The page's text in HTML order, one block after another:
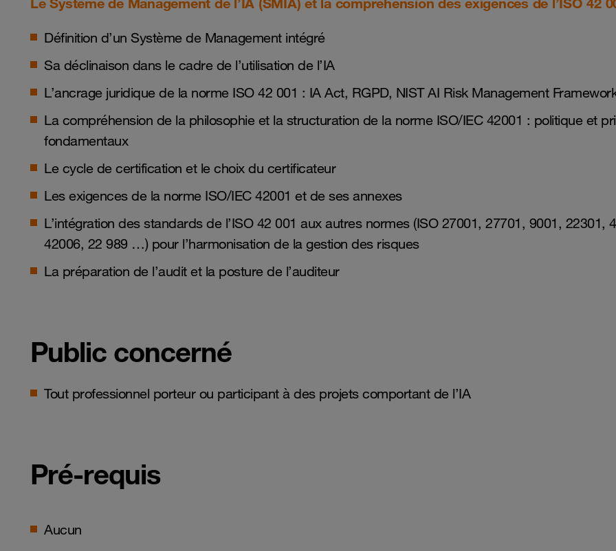
Définition d’un Système de Management intégré
Sa déclinaison dans le cadre de l’utilisation de l’IA
L’ancrage juridique de la norme ISO 42 001 : IA Act, RGPD, NIST AI Risk Management
La compréhension de la philosophie et la structuration de la norme ISO/IEC 42001 : politique et
fondamentaux
Le cycle de certification et le choix du certificateur
Les exigences de la norme ISO/IEC 42001 et de ses annexes
L’intégration des standards de l’ISO 42 001 aux autres normes (ISO 27001, 27701, 9001, 22301,
42006, 22 989 …) pour l’harmonisation de la gestion des risques
La préparation de l’audit et la posture de l’auditeur
Public concerné
Tout professionnel porteur ou participant à des projets comportant de l’IA
Pré-requis
Aucun